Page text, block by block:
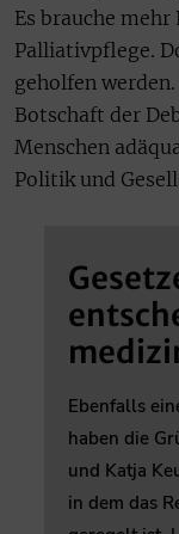
Es brauche
Palliativpflege.
geholfen werden.
Botschaft der
Menschen
Politik und
Ebenfalls
haben die
und Katja
in dem das